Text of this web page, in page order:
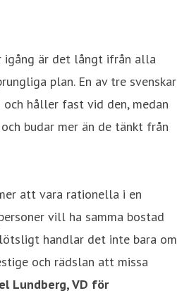
igång är det långt ifrån alla
plan. En av tre svenskar
håller fast vid den, medan
budar mer än de tänkt från
att vara rationella i en
vill ha samma bostad
handlar det inte bara om
och rädslan att missa
Lundberg, VD för